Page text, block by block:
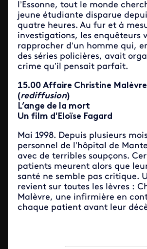
l’Essonne, tout le monde
jeune étudiante disparue
quatre heures. Au fur et à
investigations, les enquêteurs
rapprocher d’un homme qui,
des séries policières, avait
crime qu’il pensait parfait.
15.00 Affaire Christine Malèvre
(rediffusion)
L’ange de la mort
Un film d'Eloïse Fagard
Mai 1998. Depuis plusieurs
personnel de l’hôpital de
avec de terribles soupçons.
patients meurent alors que
santé ne semble pas critique.
revient sur toutes les lèvres :
Malèvre, une infirmière en
chaque patient avant leur